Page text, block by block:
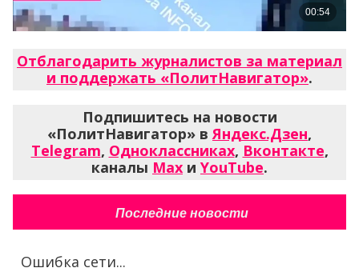
Отблагодарить журналистов за материал
и поддержать «ПолитНавигатор».
Подпишитесь на новости
«ПолитНавигатор» вЯндекс.Дзен,
Telegram, Одноклассниках, Вконтакте,
каналы Max и YouTube.
Последние новости
Ошибка сети...